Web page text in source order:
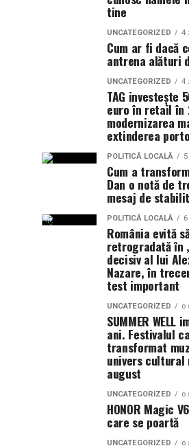
tine
UNCATEGORIZED 4
Cum ar fi dacă
antrena alături
UNCATEGORIZED 4
TAG investește
euro în retail în
modernizarea
extinderea
POLITICĂ LOCALĂ
Cum a
Dan o notă de
mesaj de
POLITICĂ LOCALĂ
România evită
retrogradată în
decisiv al lui
Nazare, în
test important
UNCATEGORIZED o
SUMMER WELL
ani. Festivalul
transformat
univers cultural
august
UNCATEGORIZED o
HONOR Magic
care se poartă
UNCATEGORIZED o